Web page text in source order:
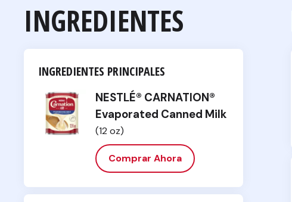
INGREDIENTES
INGREDIENTES PRINCIPALES
NESTLÉ® CARNATION®
Evaporated Canned Milk
(12 oz)
Comprar Ahora